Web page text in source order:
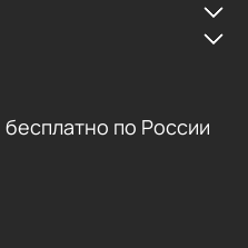
бесплатно по России